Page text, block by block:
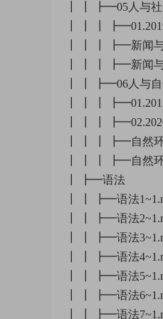
┃ ┃ ┣━05人与社
┃ ┃ ┃
┃ ┃ ┃ ┣━新闻与
┃ ┃ ┃ ┣━新闻与
┃ ┃ ┣━06人与自
┃ ┃ ┃
┃ ┃ ┃
┃ ┃ ┃ ┣━自然环
┃ ┃ ┃ ┣━自然环
┃ ┣━语法
┃ ┃ ┣━语法
┃ ┃ ┣━语法
┃ ┃ ┣━语法
┃ ┃ ┣━语法
┃ ┃ ┣━语法
┃ ┃ ┣━语法
┃ ┃ ┣━语法